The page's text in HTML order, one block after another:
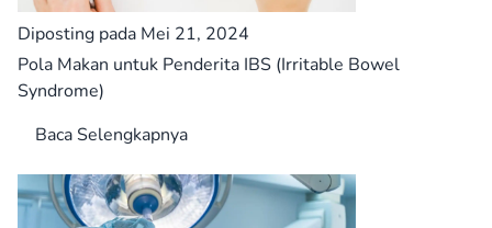
Diposting pada Mei 21, 2024
Pola Makan untuk Penderita IBS (Irritable Bowel
Syndrome)
Baca Selengkapnya